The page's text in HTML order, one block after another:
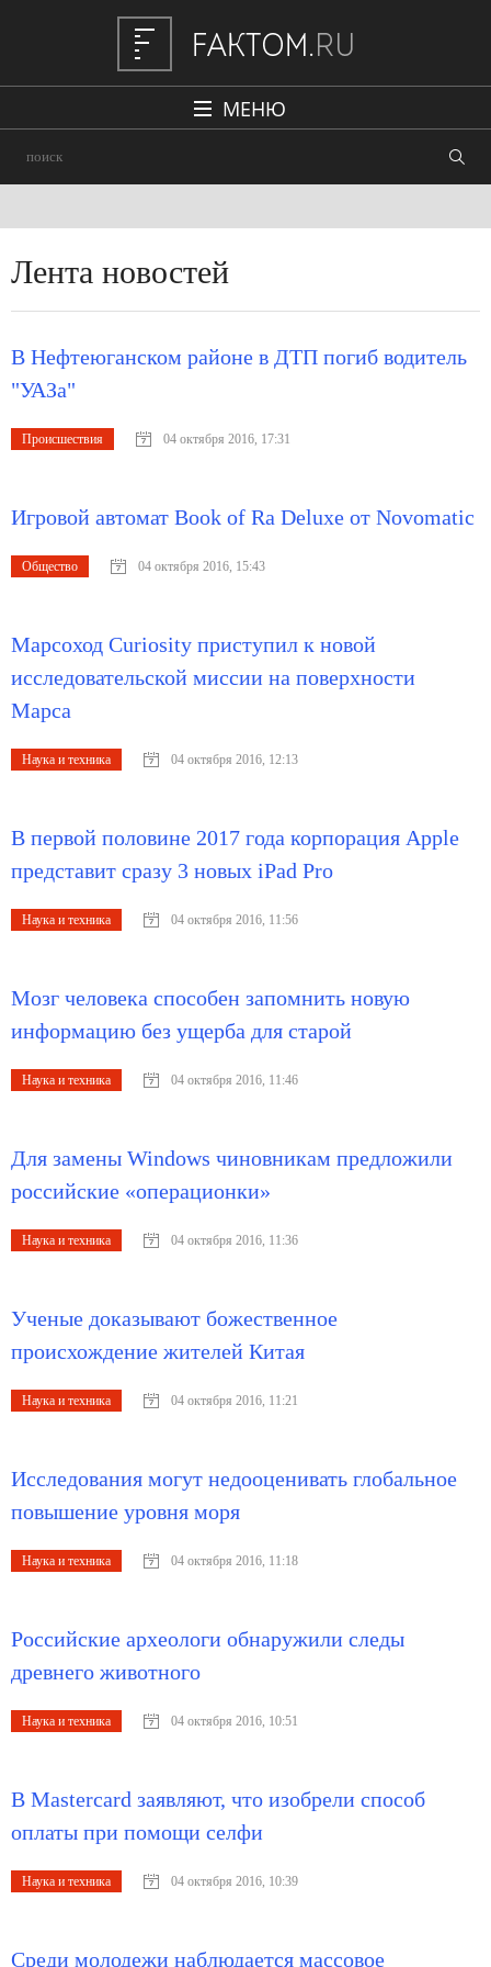
МЕНЮ
Лента новостей
В Нефтеюганском районе в ДТП погиб водитель
"УАЗа"
Происшествия 04 октября 2016, 17:31
Игровой автомат Book of Ra Deluxe от Novomatic
Общество 04 октября 2016, 15:43
Марсоход Curiosity приступил к новой
исследовательской миссии на поверхности
Марса
Наука и техника 04 октября 2016, 12:13
В первой половине 2017 года корпорация Apple
представит сразу 3 новых iPad Pro
Наука и техника 04 октября 2016, 11:56
Мозг человека способен запомнить новую
информацию без ущерба для старой
Наука и техника 04 октября 2016, 11:46
Для замены Windows чиновникам предложили
российские «операционки»
Наука и техника 04 октября 2016, 11:36
Ученые доказывают божественное
происхождение жителей Китая
Наука и техника 04 октября 2016, 11:21
Исследования могут недооценивать глобальное
повышение уровня моря
Наука и техника 04 октября 2016, 11:18
Российские археологи обнаружили следы
древнего животного
Наука и техника 04 октября 2016, 10:51
В Mastercard заявляют, что изобрели способ
оплаты при помощи селфи
Наука и техника 04 октября 2016, 10:39
Среди молодежи наблюдается массовое